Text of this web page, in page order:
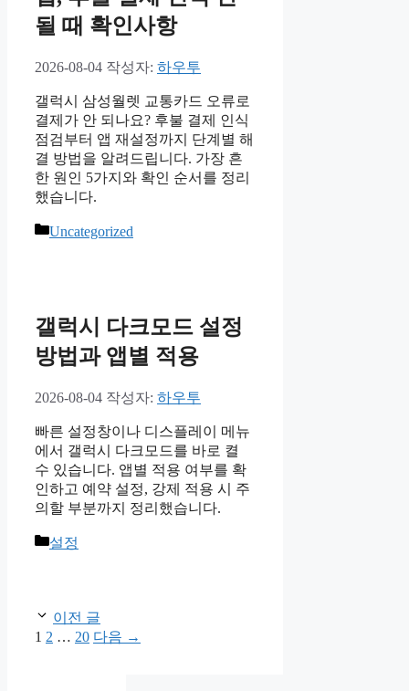
될 때 확인사항
2026-08-04 작성자: 하우투
갤럭시 삼성월렛 교통카드 오류로
결제가 안 되나요? 후불 결제 인식
점검부터 앱 재설정까지 단계별 해
결 방법을 알려드립니다. 가장 흔
한 원인 5가지와 확인 순서를 정리
했습니다.
카
Uncategorized
갤럭시 다크모드 설정
방법과 앱별 적용
2026-08-04 작성자: 하우투
빠른 설정창이나 디스플레이 메뉴
에서 갤럭시 다크모드를 바로 켤
수 있습니다. 앱별 적용 여부를 확
인하고 예약 설정, 강제 적용 시 주
의할 부분까지 정리했습니다.
카
설정
이전 글
페
1 페
2 … 페
20 다음 →